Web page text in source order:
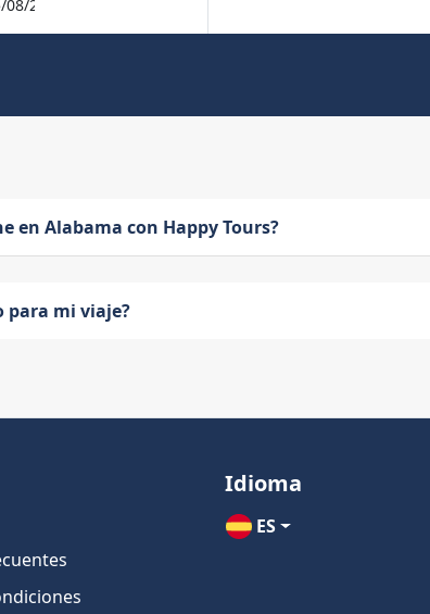
en Alabama con Happy Tours?
para mi viaje?
Idioma
ES